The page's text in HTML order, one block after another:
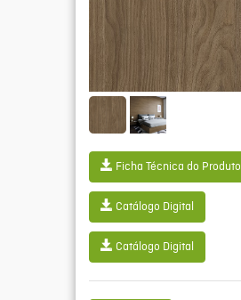
Ficha Técnica do Produto
Catálogo Digital
Catálogo Digital